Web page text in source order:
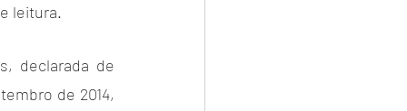
leitura.
declarada de
de 2014,